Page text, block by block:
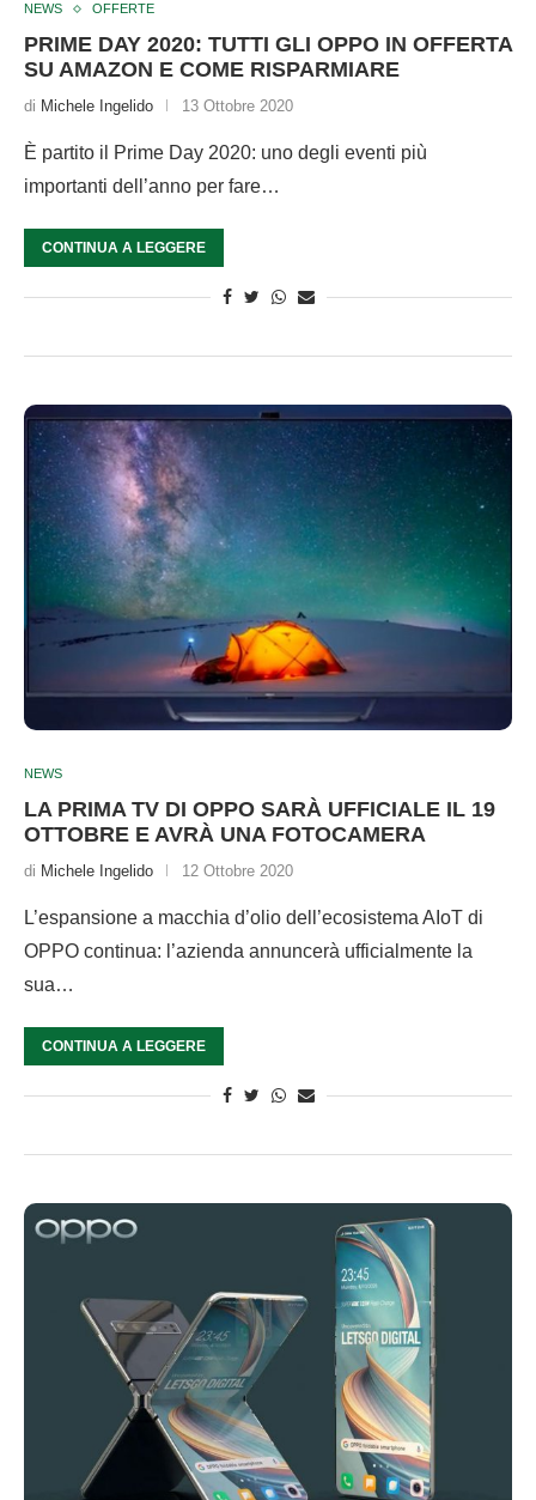
NEWS OFFERTE
PRIME DAY 2020: TUTTI GLI OPPO IN OFFERTA
SU AMAZON E COME RISPARMIARE
di Michele Ingelido 13 Ottobre 2020
È partito il Prime Day 2020: uno degli eventi più
importanti dell’anno per fare…
CONTINUA A LEGGERE
NEWS
LA PRIMA TV DI OPPO SARÀ UFFICIALE IL 19
OTTOBRE E AVRÀ UNA FOTOCAMERA
di Michele Ingelido 12 Ottobre 2020
L’espansione a macchia d’olio dell’ecosistema AIoT di
OPPO continua: l’azienda annuncerà ufficialmente la
sua…
CONTINUA A LEGGERE